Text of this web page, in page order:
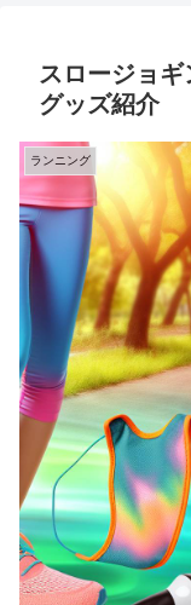
スロージョ
グッズ紹介
ランニング